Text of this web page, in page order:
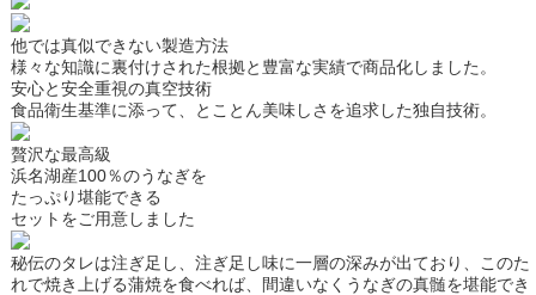
他では真似できない製造方法
様々な知識に裏付けされた根拠と豊富な実績で商品化しました。
安心と安全重視の真空技術
食品衛生基準に添って、とことん美味しさを追求した独自技術。
贅沢な最高級
浜名湖産100％のうなぎを
たっぷり堪能できる
セットをご用意しました
秘伝のタレは注ぎ足し、注ぎ足し味に一層の深みが出ており、このた
れで焼き上げる蒲焼を食べれば、間違いなくうなぎの真髄を堪能でき